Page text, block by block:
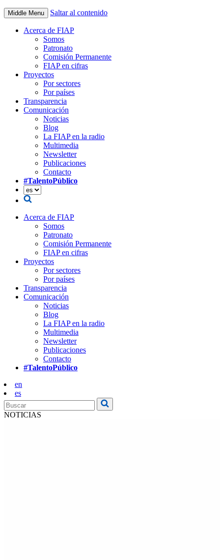
Middle Menu Saltar al contenido
Acerca de FIAP
Somos
Patronato
Comisión Permanente
FIAP en cifras
Proyectos
Por sectores
Por países
Transparencia
Comunicación
Noticias
Blog
La FIAP en la radio
Multimedia
Newsletter
Publicaciones
Contacto
#TalentoPúblico
Acerca de FIAP
Somos
Patronato
Comisión Permanente
FIAP en cifras
Proyectos
Por sectores
Por países
Transparencia
Comunicación
Noticias
Blog
La FIAP en la radio
Multimedia
Newsletter
Publicaciones
Contacto
#TalentoPúblico
en
es
NOTICIAS